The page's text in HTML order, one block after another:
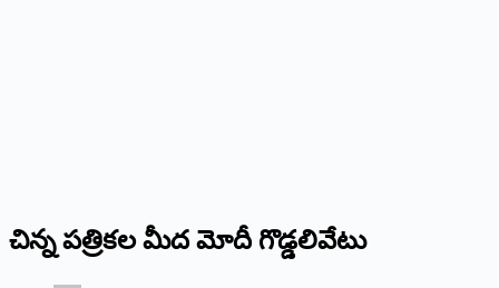
చిన్న పత్రికల మీద మోదీ గొడ్డలివేటు